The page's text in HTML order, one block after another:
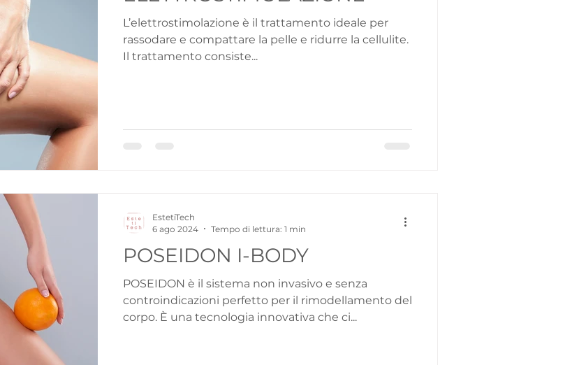
L’elettrostimolazione è il trattamento ideale per
rassodare e compattare la pelle e ridurre la cellulite.
Il trattamento consiste...
POSEIDON I-BODY
POSEIDON è il sistema non invasivo e senza
controindicazioni perfetto per il rimodellamento del
corpo. È una tecnologia innovativa che ci...
EstetiTech
6 ago 2024
Tempo di lettura: 1 min